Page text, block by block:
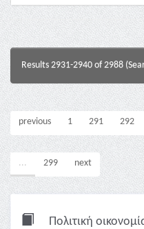
Results 2931-2940 of 2988
previous 1 291 292
... 299 next
Πολιτική